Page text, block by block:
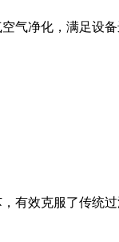
气净化，满足设
有效克服了传统